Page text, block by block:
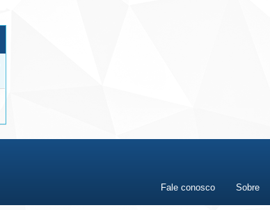
Fale conosco Sobre